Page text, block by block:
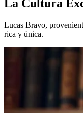
La Cultura
Lucas Bravo,
rica y única.